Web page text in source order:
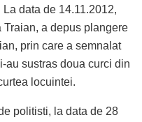
data de 14.11.2012,
a depus plangere
prin care a semnalat
au sustras doua curci din
locuintei.
politisti, la data de 28